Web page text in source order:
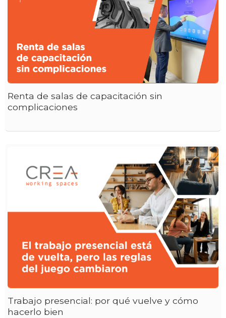
Renta de salas de capacitación sin
complicaciones
Trabajo presencial: por qué vuelve y cómo
hacerlo bien